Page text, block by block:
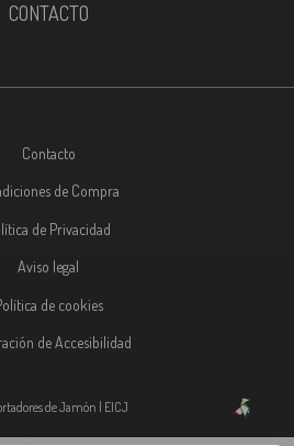
CONTACTO
Contacto
de Compra
de Privacidad
Aviso legal
de cookies
de Accesibilidad
de Jamón | EICJ